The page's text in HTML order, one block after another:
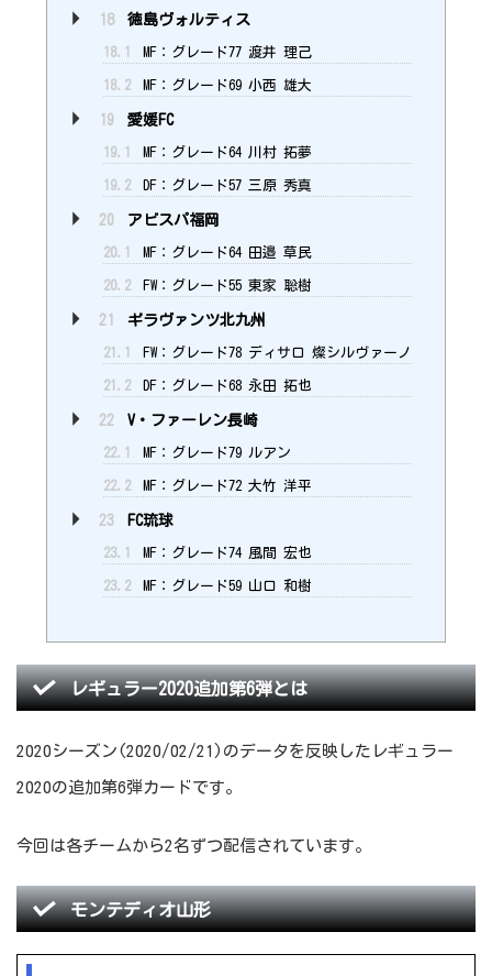
18 徳島ヴォルティス
18.1 MF：グレード77 渡井 理己
18.2 MF：グレード69 小西 雄大
19 愛媛FC
19.1 MF：グレード64 川村 拓夢
19.2 DF：グレード57 三原 秀真
20 アビスパ福岡
20.1 MF：グレード64 田邉 草民
20.2 FW：グレード55 東家 聡樹
21 ギラヴァンツ北九州
21.1 FW：グレード78 ディサロ 燦シルヴァーノ
21.2 DF：グレード68 永田 拓也
22 V・ファーレン長崎
22.1 MF：グレード79 ルアン
22.2 MF：グレード72 大竹 洋平
23 FC琉球
23.1 MF：グレード74 風間 宏也
23.2 MF：グレード59 山口 和樹
レギュラー2020追加第6弾とは
2020シーズン(2020/02/21)のデータを反映したレギュラー
2020の追加第6弾カードです。
今回は各チームから2名ずつ配信されています。
モンテディオ山形